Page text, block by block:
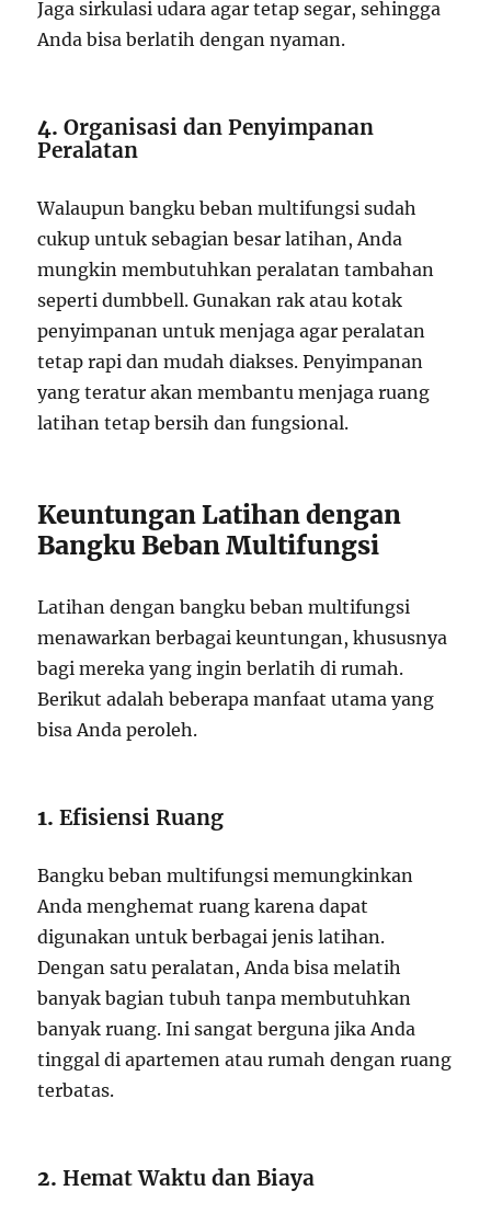
Jaga sirkulasi udara agar tetap segar, sehingga
Anda bisa berlatih dengan nyaman.
4.Organisasi dan Penyimpanan
Peralatan
Walaupun bangku beban multifungsi sudah
cukup untuk sebagian besar latihan, Anda
mungkin membutuhkan peralatan tambahan
seperti dumbbell. Gunakan rak atau kotak
penyimpanan untuk menjaga agar peralatan
tetap rapi dan mudah diakses. Penyimpanan
yang teratur akan membantu menjaga ruang
latihan tetap bersih dan fungsional.
Keuntungan Latihan dengan
Bangku Beban Multifungsi
Latihan dengan bangku beban multifungsi
menawarkan berbagai keuntungan, khususnya
bagi mereka yang ingin berlatih di rumah.
Berikut adalah beberapa manfaat utama yang
bisa Anda peroleh.
1.Efisiensi Ruang
Bangku beban multifungsi memungkinkan
Anda menghemat ruang karena dapat
digunakan untuk berbagai jenis latihan.
Dengan satu peralatan, Anda bisa melatih
banyak bagian tubuh tanpa membutuhkan
banyak ruang. Ini sangat berguna jika Anda
tinggal di apartemen atau rumah dengan ruang
terbatas.
2.Hemat Waktu dan Biaya